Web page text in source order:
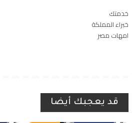
خدمتك
خبراء المملكة
امهات مصر
قد يعجبك أيضا